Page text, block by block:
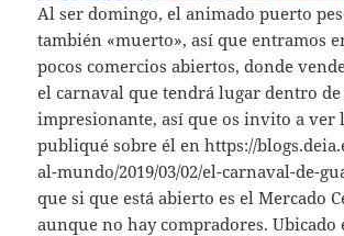
Al ser domingo, el animado puerto
también «muerto», así que entramos
pocos comercios abiertos, donde
el carnaval que tendrá lugar dentro de
impresionante, así que os invito a ver
publiqué sobre él en https://
al-mundo/2019/03/02/el-carnaval-de-
que si que está abierto es el Mercado
aunque no hay compradores.